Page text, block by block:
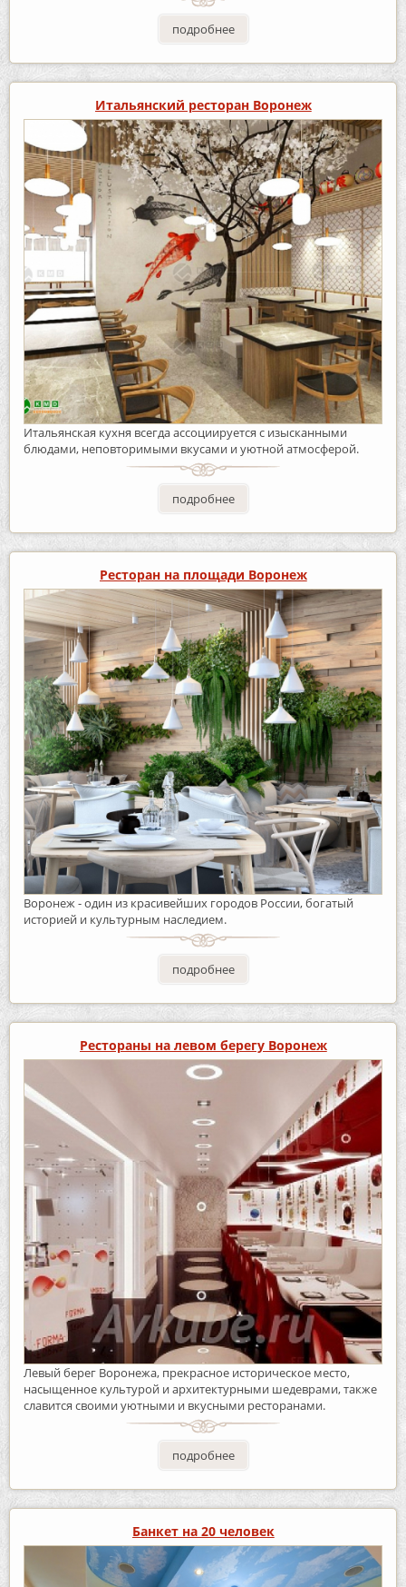
подробнее
Итальянский ресторан Воронеж
Итальянская кухня всегда ассоциируется с изысканными
блюдами, неповторимыми вкусами и уютной атмосферой.
подробнее
Ресторан на площади Воронеж
Воронеж - один из красивейших городов России, богатый
историей и культурным наследием.
подробнее
Рестораны на левом берегу Воронеж
Левый берег Воронежа, прекрасное историческое место,
насыщенное культурой и архитектурными шедеврами, также
славится своими уютными и вкусными ресторанами.
подробнее
Банкет на 20 человек